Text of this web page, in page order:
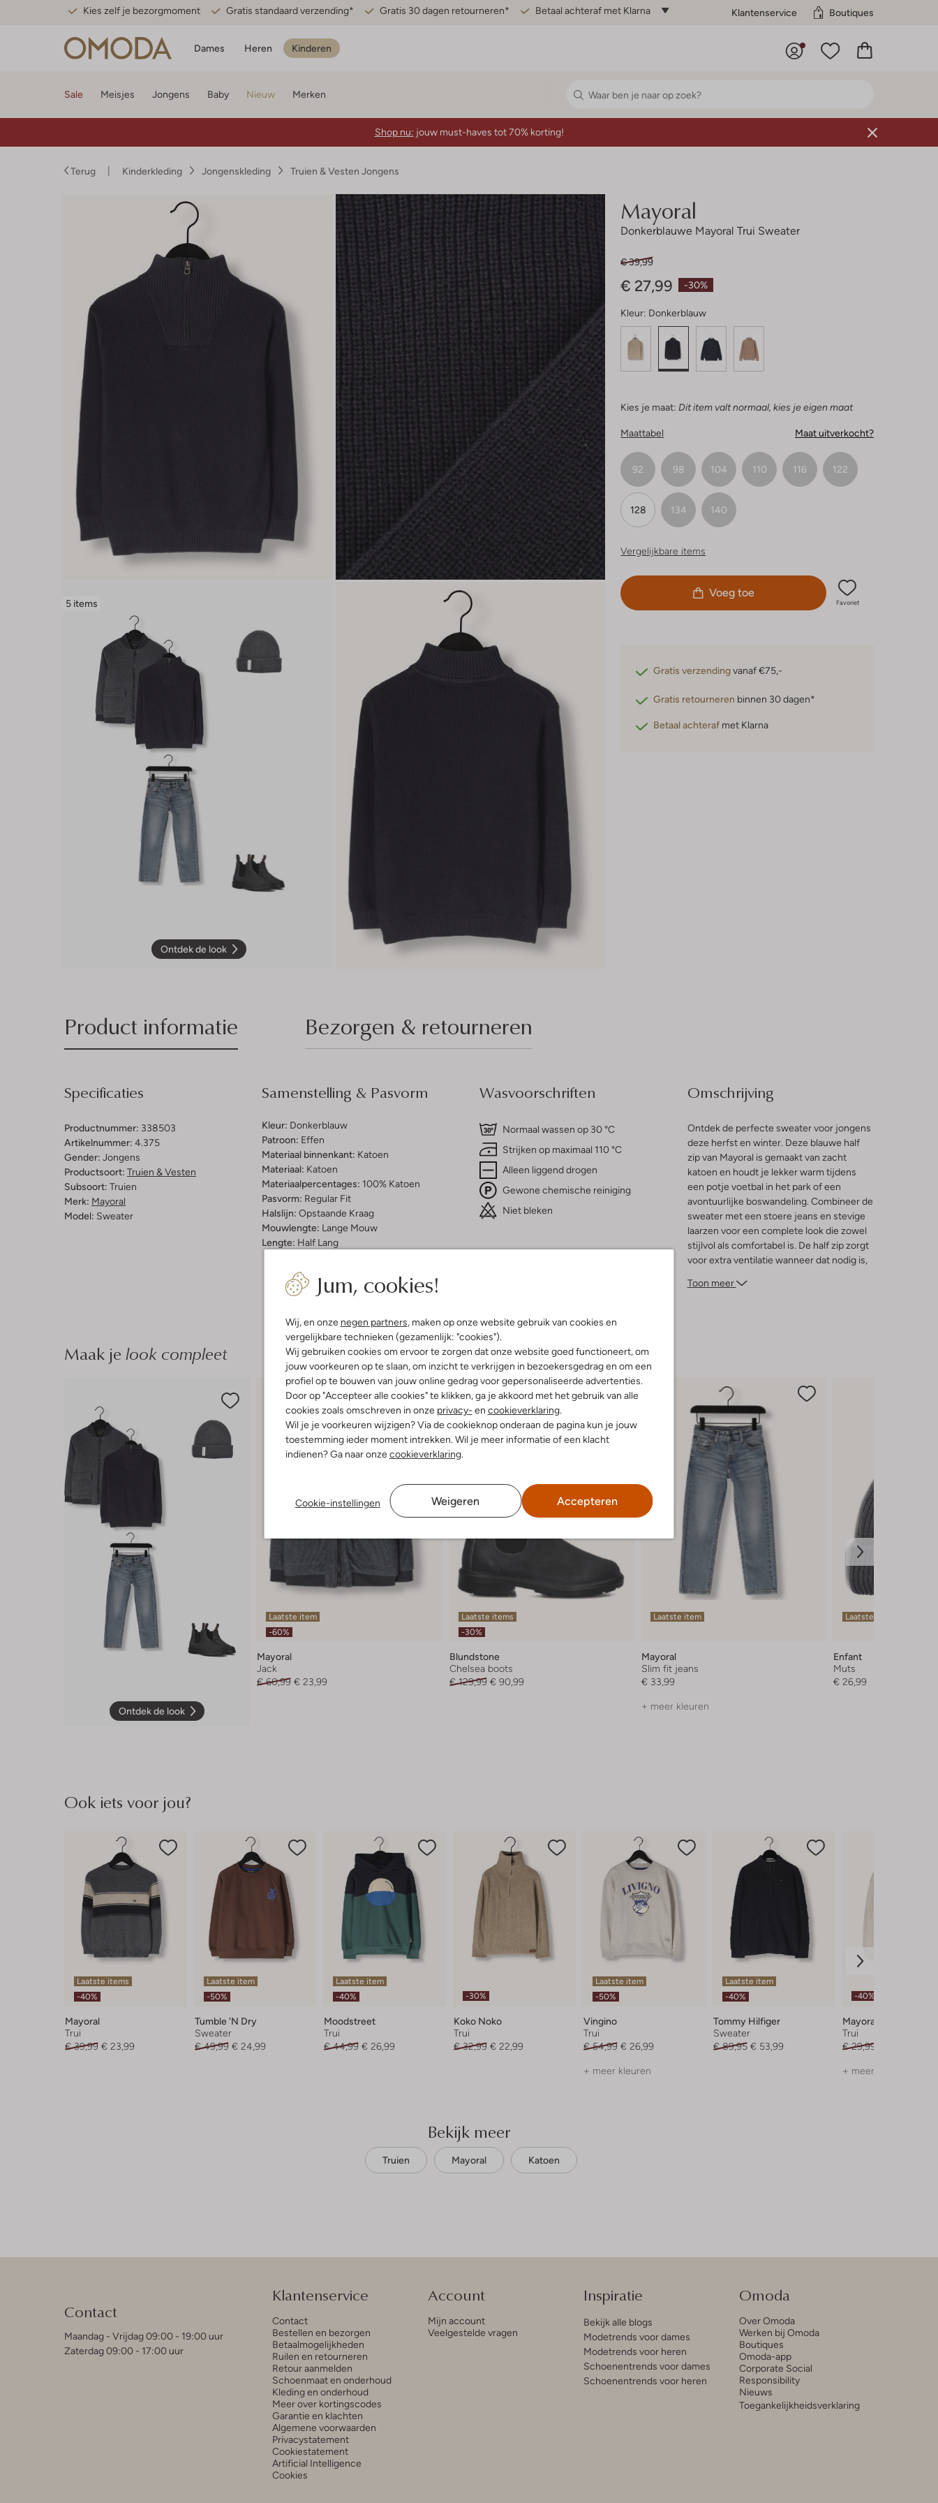
Kies zelf je bezorgmoment Gratis standaard verzending* Gratis 30 dagen retourneren* Betaal achteraf met Klarna Klantenservice Boutiques
Dames Heren Kinderen
Jum, cookies!
Wij, en onze negen partners, maken op onze website gebruik van cookies en
vergelijkbare technieken (gezamenlijk: "cookies").
Wij gebruiken cookies om ervoor te zorgen dat onze website goed functioneert, om
jouw voorkeuren op te slaan, om inzicht te verkrijgen in bezoekersgedrag en om een
profiel op te bouwen van jouw online gedrag voor gepersonaliseerde advertenties.
Door op "Accepteer alle cookies" te klikken, ga je akkoord met het gebruik van alle
cookies zoals omschreven in onze privacy- en cookieverklaring.
Wil je je voorkeuren wijzigen? Via de cookieknop onderaan de pagina kun je jouw
toestemming ieder moment intrekken. Wil je meer informatie of een klacht
indienen? Ga naar onzecookieverklaring.
Cookie-instellingen Weigeren Accepteren
Sale Meisjes Jongens Baby Nieuw Merken
Shop nu: jouw must-haves tot 70% korting!
Terug Kinderkleding Jongenskleding Truien & Vesten Jongens
5 items
Ontdek de look
Mayoral
Donkerblauwe Mayoral Trui Sweater
-30%
€ 39,99
€ 27,99
Kleur: Donkerblauw
Kies je maat: Dit item valt normaal, kies je eigen maat
Maattabel Maat uitverkocht?
92 98 104 110 116 122
128 134 140
Vergelijkbare items
Voeg toe
Favoriet
Gratis verzendingvanaf €75,-
Gratis retourneren binnen 30 dagen*
Betaal achteraf met Klarna
Product informatie Bezorgen & retourneren
Specificaties
Productnummer: 338503
Artikelnummer: 4.375
Gender: Jongens
Productsoort: Truien & Vesten
Subsoort: Truien
Merk: Mayoral
Model: Sweater
Samenstelling & Pasvorm
Kleur: Donkerblauw
Patroon: Effen
Materiaal binnenkant: Katoen
Materiaal: Katoen
Materiaalpercentages: 100% Katoen
Pasvorm: Regular Fit
Halslijn: Opstaande Kraag
Mouwlengte: Lange Mouw
Lengte: Half Lang
Wasvoorschriften
Normaal wassen op 30 °C
Strijken op maximaal 110 °C
Alleen liggend drogen
Gewone chemische reiniging
Niet bleken
Omschrijving
Ontdek de perfecte sweater voor jongens
deze herfst en winter. Deze blauwe half
zip van Mayoral is gemaakt van zacht
katoen en houdt je lekker warm tijdens
een potje voetbal in het park of een
avontuurlijke boswandeling. Combineer de
sweater met een stoere jeans en stevige
laarzen voor een complete look die zowel
stijlvol als comfortabel is. De half zip zorgt
voor extra ventilatie wanneer dat nodig is,
moeiteloos te matchen is met andere
Toon meer
Maak je look compleet
Ontdek de look
Laatste item
-60%
Mayoral
Jack
€ 60,99 € 23,99
Laatste items
-30%
Blundstone
Chelsea boots
€ 129,99 € 90,99
Laatste item
Mayoral
Slim fit jeans
€ 33,99
+ meer kleuren
Laatste items
Enfant
Muts
€ 26,99
Ook iets voor jou?
Laatste items
-40%
Mayoral
Trui
€ 39,99 € 23,99
Laatste item
-50%
Tumble 'n Dry
Sweater
€ 49,99 € 24,99
Laatste item
-40%
Moodstreet
Trui
€ 44,99 € 26,99
-30%
Koko Noko
Trui
€ 32,99 € 22,99
Laatste item
-50%
Vingino
Trui
€ 54,99 € 26,99
+ meer kleuren
Laatste item
-40%
Tommy Hilfiger
Sweater
€ 89,95 € 53,99
-40%
Mayoral
Trui
€ 29,99
+ meer kleuren
Bekijk meer
Truien Mayoral Katoen
Contact
Maandag - Vrijdag 09:00 - 19:00 uur
Zaterdag 09:00 - 17:00 uur
Klantenservice
Contact
Bestellen en bezorgen
Betaalmogelijkheden
Ruilen en retourneren
Retour aanmelden
Schoenmaat en onderhoud
Kleding en onderhoud
Meer over kortingscodes
Garantie en klachten
Algemene voorwaarden
Privacystatement
Cookiestatement
Artificial Intelligence
Cookies
Account
Mijn account
Veelgestelde vragen
Inspiratie
Bekijk alle blogs
Modetrends voor dames
Modetrends voor heren
Schoenentrends voor dames
Schoenentrends voor heren
Omoda
Over Omoda
Werken bij Omoda
Boutiques
Omoda-app
Corporate Social
Responsibility
Nieuws
Toegankelijkheidsverklaring